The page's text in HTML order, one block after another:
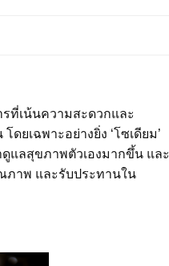
ที่เน้นความสะดวกและ
ยเฉพาะอย่างยิ่ง ‘โซเดียม’
แลสุขภาพตัวเองมากขึ้น และ
ภาพ และรับประทานใน